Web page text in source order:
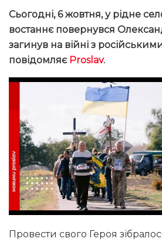
Сьогодні, 6 жовтня, у рідне
востаннє повернувся
загинув на війні з
повідомляє Proslav.
Провести свого Героя